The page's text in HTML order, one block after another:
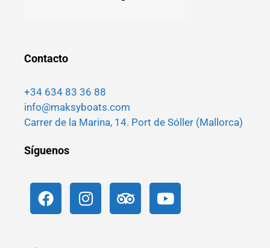
Contacto
+34 634 83 36 88
info@maksyboats.com
Carrer de la Marina, 14. Port de Sóller (Mallorca)
Síguenos